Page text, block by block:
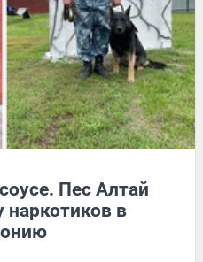
Пес Алтай
наркотиков в